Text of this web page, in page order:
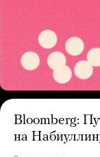
Bloomberg:
на